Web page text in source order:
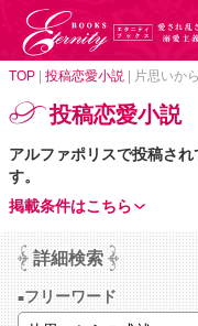
TOP 投稿恋愛小説 片思いか
投稿恋愛小説
アルファポリスで投稿さ
す。
掲載条件はこちら
詳細検索
フリーワード